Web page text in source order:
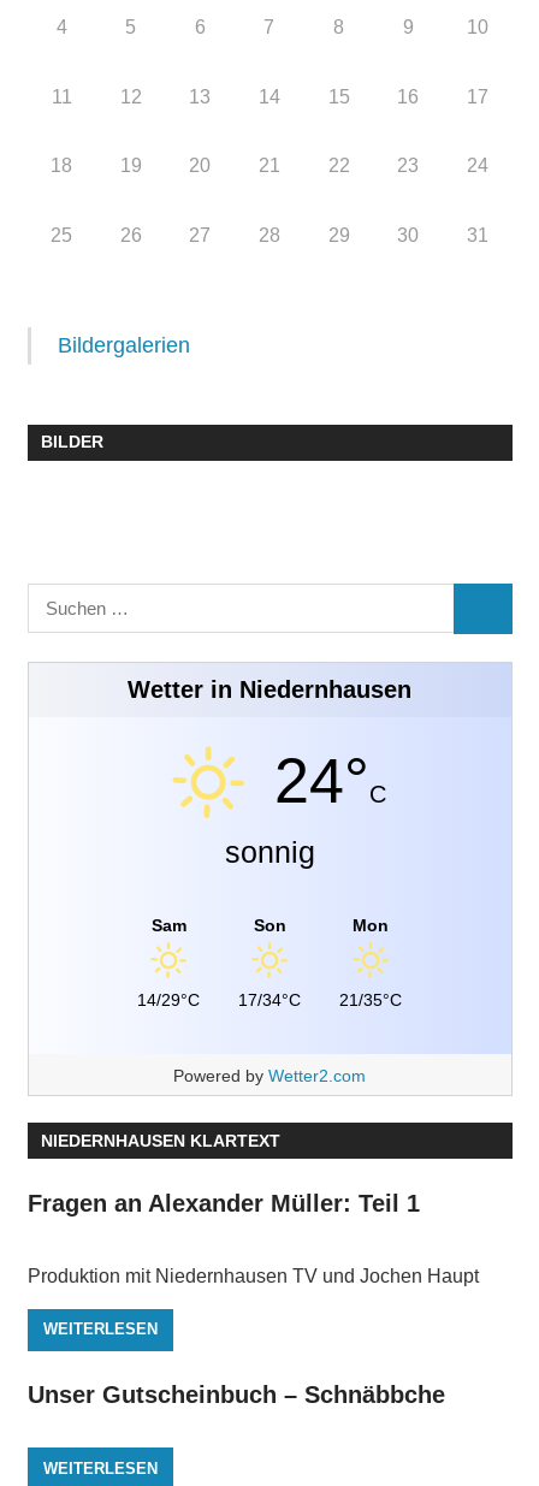
4 5 6 7 8 9 10
11 12 13 14 15 16 17
18 19 20 21 22 23 24
25 26 27 28 29 30 31
Bildergalerien
BILDER
Suchen
nach:
Wetter in Niedernhausen
24°C
sonnig
Sam
14/29°C
Son
17/34°C
Mon
21/35°C
Powered by Wetter2.com
NIEDERNHAUSEN KLARTEXT
Fragen an Alexander Müller: Teil 1
Produktion mit Niedernhausen TV und Jochen Haupt
WEITERLESEN
Unser Gutscheinbuch – Schnäbbche
WEITERLESEN